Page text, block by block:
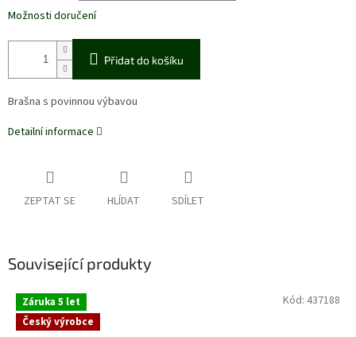
Možnosti doručení
Přidat do košíku
Brašna s povinnou výbavou
Detailní informace
ZEPTAT SE HLÍDAT SDÍLET
Související produkty
Záruka 5 let
Český výrobce
Kód: 437188